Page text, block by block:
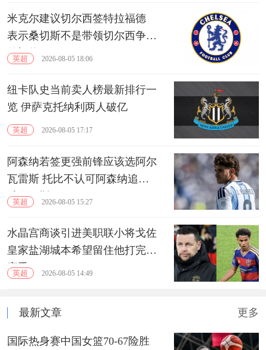
米克尔建议切尔西签特拉福德
表示桑切斯不是带领切尔西争冠
的门将
英超 2026-08-05 18:06
纽卡队史当前卖人榜最新排行一
览 伊萨克托纳利两人破亿
英超 2026-08-05 17:17
阿森纳若签更强前锋应该选阿尔
瓦雷斯 托比不认可阿森纳追逐
维尼修斯
英超 2026-08-05 15:27
水晶宫商谈引进美职联小将戈佐
皇家盐湖城本希望留住他打完本
赛季
英超 2026-08-05 14:49
最新文章 更多
国际热身赛中国女篮70-67险胜